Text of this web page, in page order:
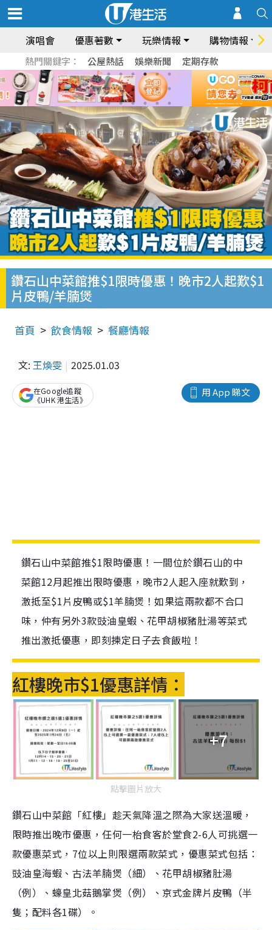
演唱會 優惠著數 玩樂情報 購物情報
熱門關鍵字： 公屋熱話 娛樂新聞 定期存款
鑽石山中菜館推$1限時優惠！晚市2人起歎$1
片皮鴨/羊腩煲
首頁 飲食情報 餐廳情報
文: 王煥雯 2025.01.03
用 App 睇文
在Google追蹤
《UHK 港生活》
鑽石山中菜館推$1限時優惠！一間位於鑽石山的中
菜館12月起推出限時優惠，晚市2人起入座就歎到，
激抵至$1片皮鴨或$1羊腩煲！如果這兩款都不合口
味，仲有另外3款豉油皇蝦、花甲胡椒豬肚湯等菜式
推出激抵優惠，即刻揀定日子去食飯啦！
紅樓晚市$1優惠詳情：
+7
點擊圖片放大
鑽石山中菜館「紅樓」趁天氣降溫之際為大家送溫暖，
限時推出晚市優惠，任何一枱食客於堂食2-6人可挑選一
款優惠菜式，7位以上則限選兩款菜式，優惠菜式包括：
豉油皇海蝦、古法羊腩煲（細）、花甲胡椒豬肚湯
（例）、蠔皇北菇鵝掌煲（例）、京式金牌片皮鴨（半
隻；配料各1碟）。